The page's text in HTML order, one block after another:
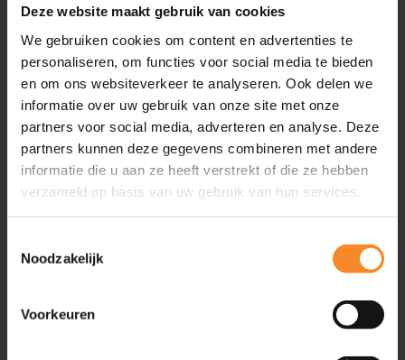
Deze website maakt gebruik van cookies
We gebruiken cookies om content en advertenties te
personaliseren, om functies voor social media te bieden
en om ons websiteverkeer te analyseren. Ook delen we
informatie over uw gebruik van onze site met onze
partners voor social media, adverteren en analyse. Deze
partners kunnen deze gegevens combineren met andere
informatie die u aan ze heeft verstrekt of die ze hebben
verzameld op basis van uw gebruik van hun services.
Noodzakelijk
Voorkeuren
Artikelen
Evenementen
Friend of Intenza
Geplande evenementen 2
Training & Coaching